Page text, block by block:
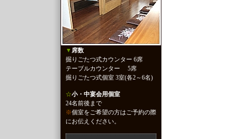
▼ 席数
掘りごたつ式カウンター 6席
テーブルカウンター 5席
掘りごたつ式個室 3室(各2～6名)
☆小・中宴会用個室
24名前後まで
※個室をご希望の方はご予約の際
にお伝えください。